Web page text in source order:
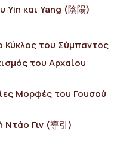
Yin και Yang (陰陽)
Κύκλος του Σύμπαντος
του Αρχαίου
Μορφές του Γουσού
Ντάο Γιν (導引)